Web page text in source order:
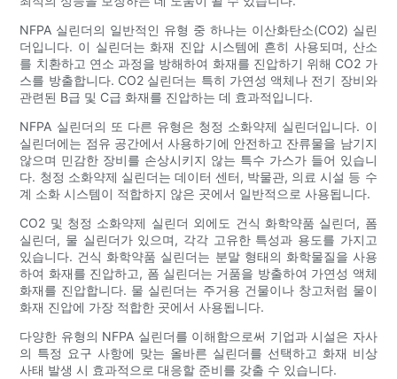
NFPA 실린더의 일반적인 유형 중 하나는 이산화탄소(CO2) 실린
더입니다. 이 실린더는 화재 진압 시스템에 흔히 사용되며, 산소
를 치환하고 연소 과정을 방해하여 화재를 진압하기 위해 CO2 가
스를 방출합니다. CO2 실린더는 특히 가연성 액체나 전기 장비와
관련된 B급 및 C급 화재를 진압하는 데 효과적입니다.
NFPA 실린더의 또 다른 유형은 청정 소화약제 실린더입니다. 이
실린더에는 점유 공간에서 사용하기에 안전하고 잔류물을 남기지
않으며 민감한 장비를 손상시키지 않는 특수 가스가 들어 있습니
다. 청정 소화약제 실린더는 데이터 센터, 박물관, 의료 시설 등 수
계 소화 시스템이 적합하지 않은 곳에서 일반적으로 사용됩니다.
CO2 및 청정 소화약제 실린더 외에도 건식 화학약품 실린더, 폼
실린더, 물 실린더가 있으며, 각각 고유한 특성과 용도를 가지고
있습니다. 건식 화학약품 실린더는 분말 형태의 화학물질을 사용
하여 화재를 진압하고, 폼 실린더는 거품을 방출하여 가연성 액체
화재를 진압합니다. 물 실린더는 주거용 건물이나 창고처럼 물이
화재 진압에 가장 적합한 곳에서 사용됩니다.
다양한 유형의 NFPA 실린더를 이해함으로써 기업과 시설은 자사
의 특정 요구 사항에 맞는 올바른 실린더를 선택하고 화재 비상
사태 발생 시 효과적으로 대응할 준비를 갖출 수 있습니다.